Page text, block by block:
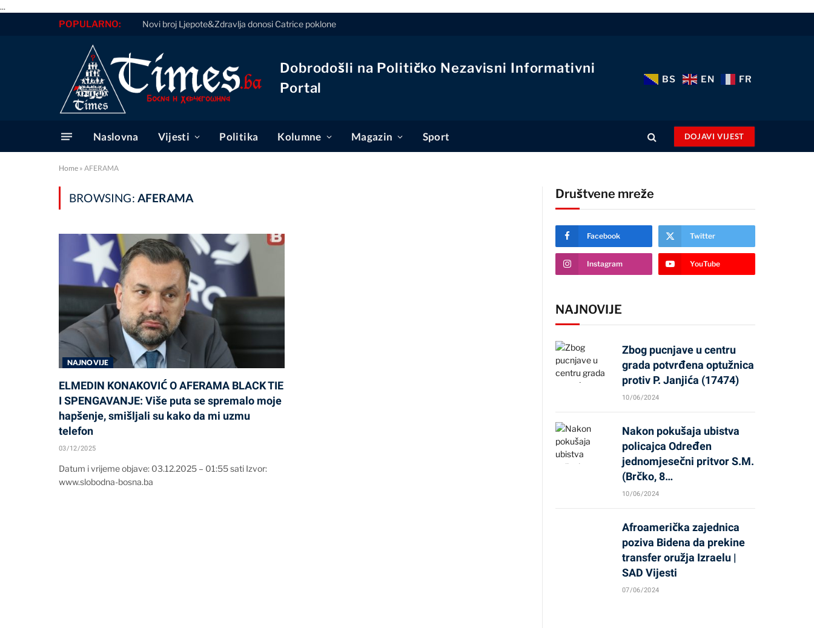
...
POPULARNO: Novi broj Ljepote&Zdravlja donosi Catrice poklone
Dobrodošli na Političko Nezavisni Informativni
Portal
BS EN FR
Naslovna Vijesti Politika Kolumne Magazin Sport DOJAVI VIJEST
Home » AFERAMA
BROWSING: AFERAMA
NAJNOVIJE
ELMEDIN KONAKOVIĆ O AFERAMA BLACK TIE
I SPENGAVANJE: Više puta se spremalo moje
hapšenje, smišljali su kako da mi uzmu
telefon
03/12/2025
Datum i vrijeme objave: 03.12.2025 – 01:55 sati Izvor:
www.slobodna-bosna.ba
Društvene mreže
Facebook Twitter
Instagram YouTube
NAJNOVIJE
Zbog pucnjave u centru
grada potvrđena optužnica
protiv P. Janjića (17474)
10/06/2024
Nakon pokušaja ubistva
policajca Određen
jednomjesečni pritvor S.M.
(Brčko, 8…
10/06/2024
Afroamerička zajednica
poziva Bidena da prekine
transfer oružja Izraelu |
SAD Vijesti
07/06/2024